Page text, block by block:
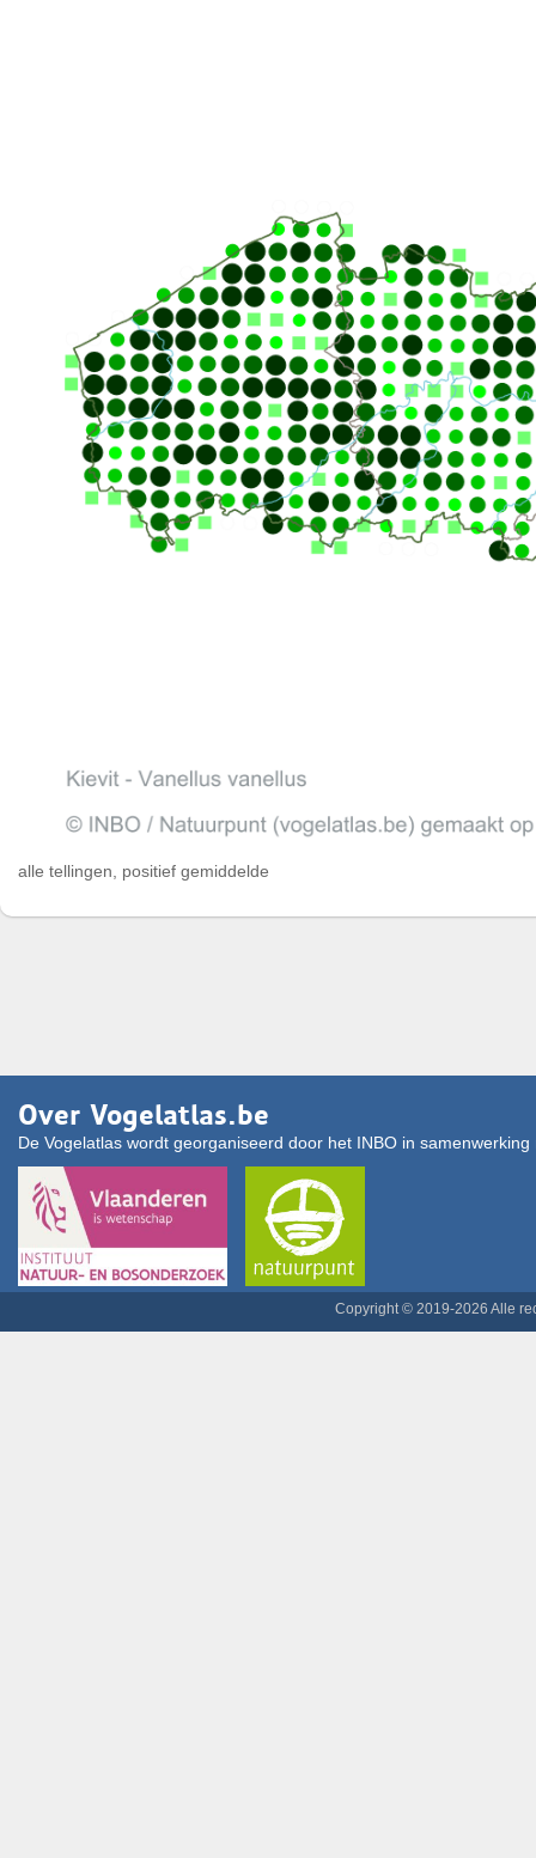
alle tellingen, positief gemiddelde
Over Vogelatlas.be
De Vogelatlas wordt georganiseerd door het INBO in
Copyright © 2019-2026 Alle